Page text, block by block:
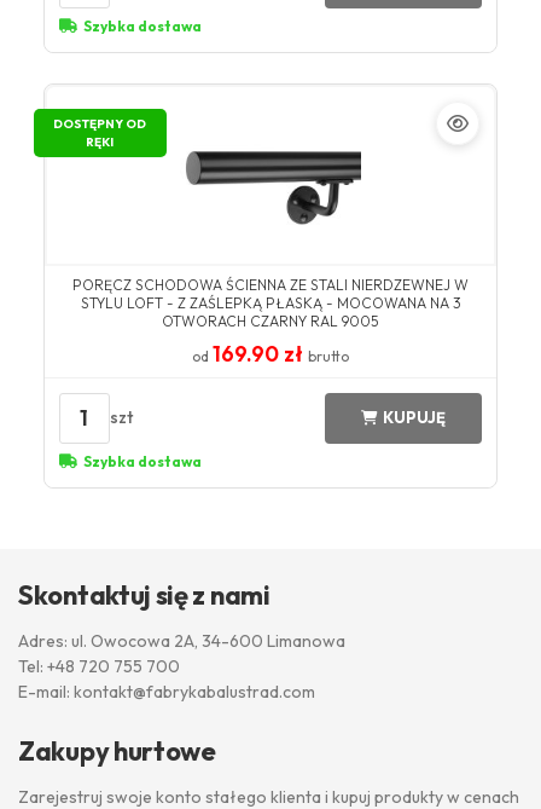
Szybka dostawa
DOSTĘPNY OD
RĘKI
PORĘCZ SCHODOWA ŚCIENNA ZE STALI NIERDZEWNEJ W
STYLU LOFT - Z ZAŚLEPKĄ PŁASKĄ - MOCOWANA NA 3
OTWORACH CZARNY RAL 9005
od 169.90 zł brutto
1 szt KUPUJĘ
Szybka dostawa
Skontaktuj się z nami
Adres: ul. Owocowa 2A, 34-600 Limanowa
Tel: +48 720 755 700
E-mail: kontakt@fabrykabalustrad.com
Zakupy hurtowe
Zarejestruj swoje konto stałego klienta i kupuj produkty w cenach